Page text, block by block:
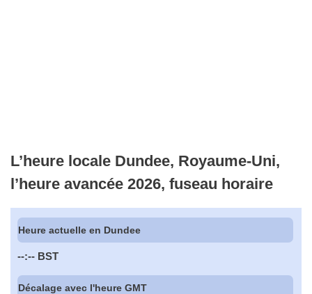
L’heure locale Dundee, Royaume-Uni,
l’heure avancée 2026, fuseau horaire
Heure actuelle en Dundee
--:-- BST
Décalage avec l'heure GMT